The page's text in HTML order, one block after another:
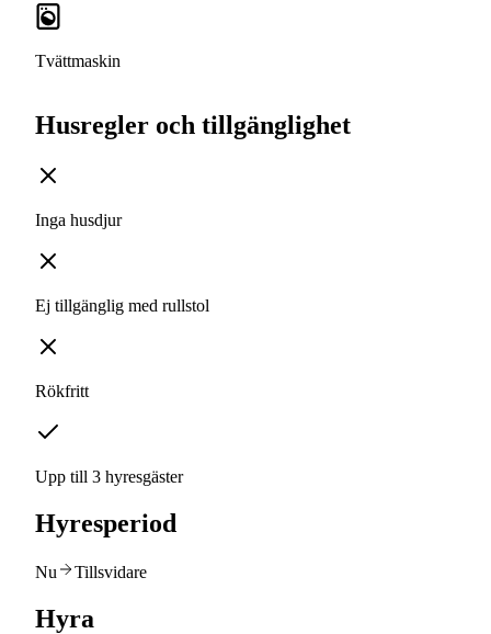
Tvättmaskin
Husregler och tillgänglighet
Inga husdjur
Ej tillgänglig med rullstol
Rökfritt
Upp till 3 hyresgäster
Hyresperiod
Nu Tillsvidare
Hyra